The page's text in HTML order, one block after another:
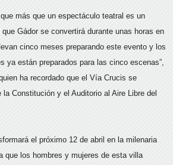
más que un espectáculo teatral es un
que Gádor se convertirá durante unas horas en
cinco meses preparando este evento y los
ya están preparados para las cinco escenas”,
ha recordado que el Vía Crucis se
Constitución y el Auditorio al Aire Libre del
el próximo 12 de abril en la milenaria
que los hombres y mujeres de esta villa